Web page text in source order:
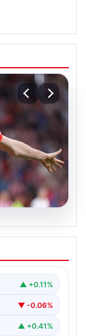
▲ +0.11%
▼ -0.06%
▲ +0.41%